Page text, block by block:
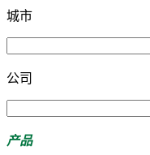
城市
公司
产品